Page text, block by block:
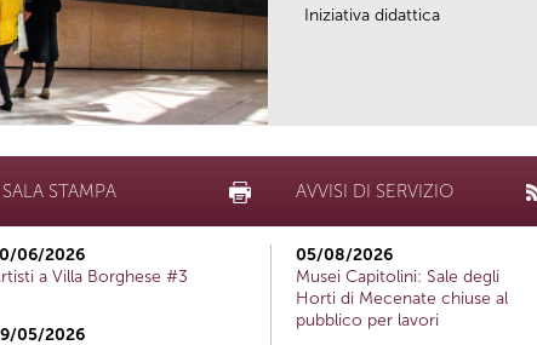
Iniziativa didattica
SALA STAMPA
06/2026
a Villa Borghese #3
05/2026
AVVISI DI SERVIZIO
05/08/2026
Musei Capitolini: Sale degli
Horti di Mecenate chiuse al
pubblico per lavori